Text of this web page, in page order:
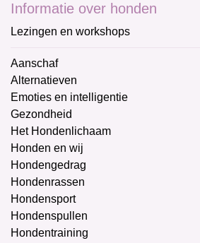
Informatie over honden
Lezingen en workshops
Aanschaf
Alternatieven
Emoties en intelligentie
Gezondheid
Het Hondenlichaam
Honden en wij
Hondengedrag
Hondenrassen
Hondensport
Hondenspullen
Hondentraining